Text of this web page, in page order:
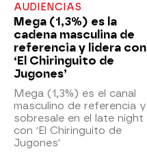
AUDIENCIAS
Mega (1,3%) es la
cadena masculina de
referencia y lidera con
‘El Chiringuito de
Jugones’
Mega (1,3%) es el canal
masculino de referencia y
sobresale en el late night
con 'El Chiringuito de
Jugones'